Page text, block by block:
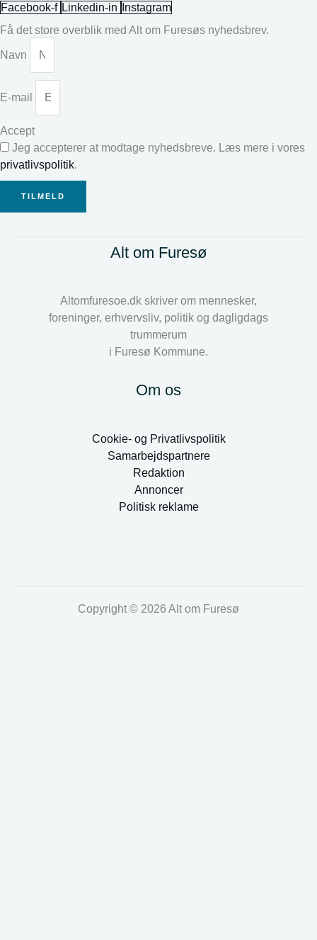
Facebook-f Linkedin-in
Instagram
Få det store overblik med Alt om Furesøs nyhedsbrev.
Navn
E-mail
Accept
Jeg accepterer at modtage nyhedsbreve. Læs mere i vores
privatlivspolitik.
TILMELD
Alt om Furesø
Altomfuresoe.dk skriver om mennesker,
foreninger, erhvervsliv, politik og dagligdags
trummerum
i Furesø Kommune.
Om os
Cookie- og Privatlivspolitik
Samarbejdspartnere
Redaktion
Annoncer
Politisk reklame
Copyright © 2026 Alt om Furesø